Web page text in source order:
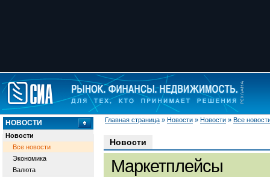
Главная страница » Новости » Новости » Все
НОВОСТИ
Новости
Все новости
Экономика
Валюта
Новости
Маркетплейсы